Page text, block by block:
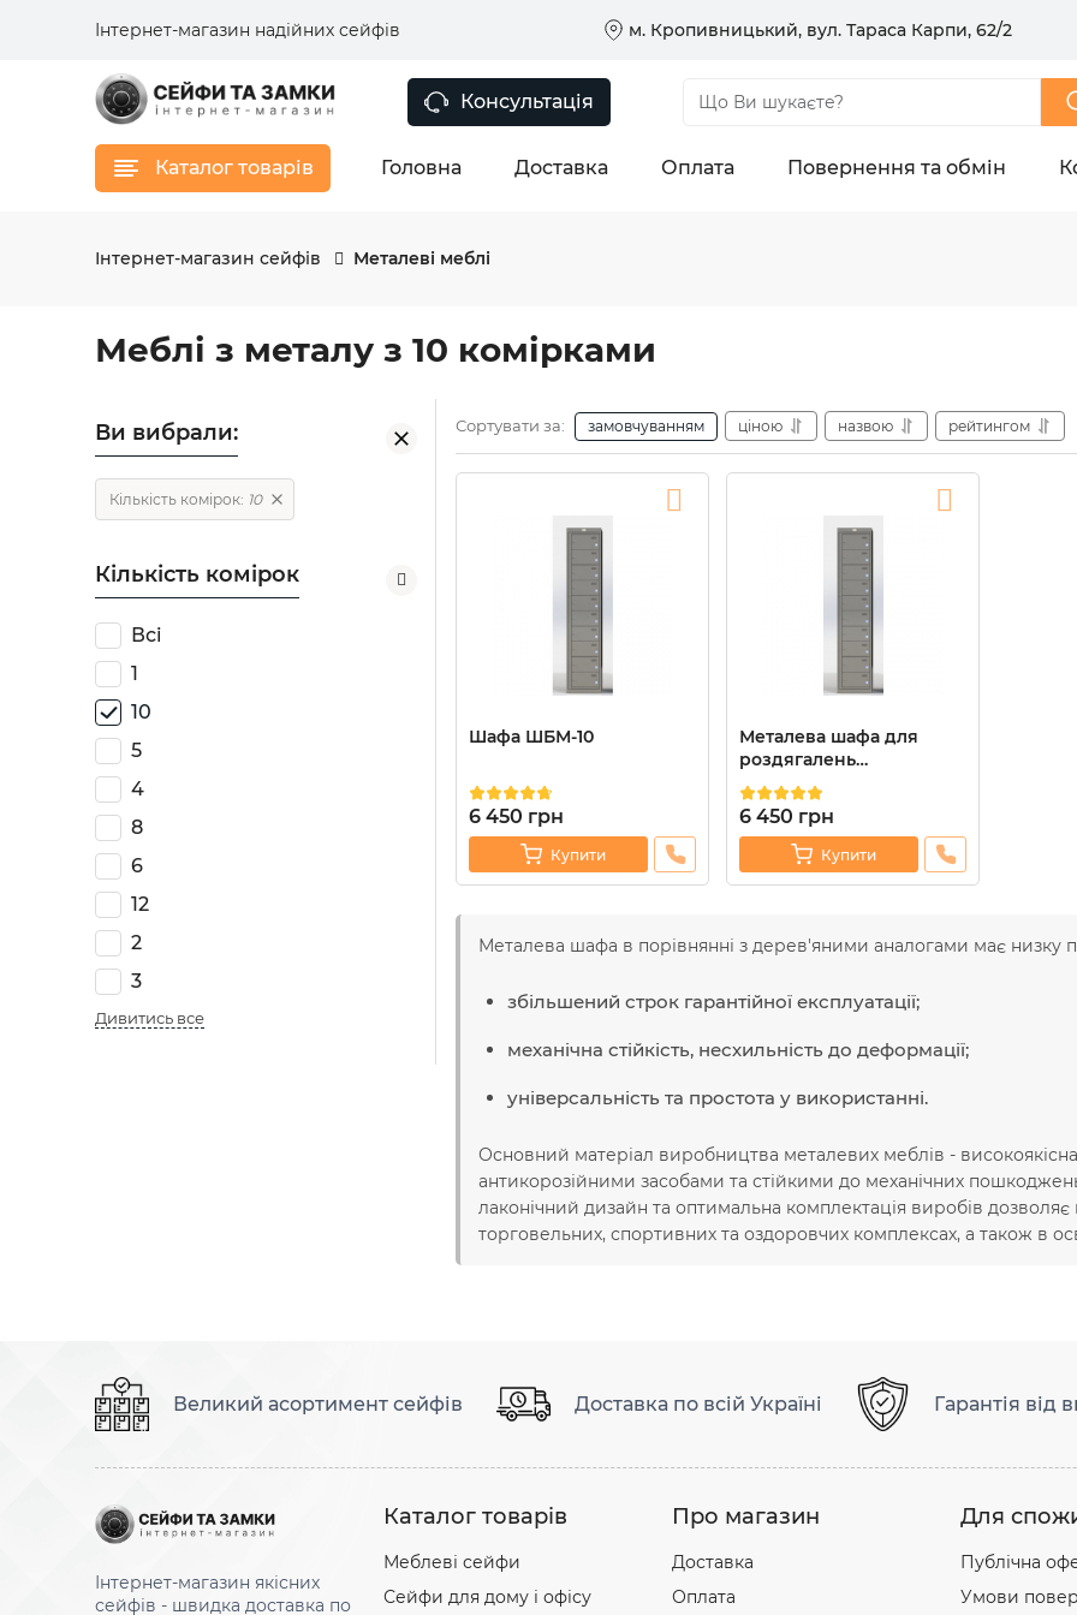
Інтернет-магазин надійних сейфів м. Кропивницький, вул. Тараса Карпи, 62/2
Консультація
Каталог товарів Головна Доставка Оплата Повернення та обмін
Інтернет-магазин сейфів Металеві меблі
Меблі з металу з 10 комірками
Ви вибрали:
Кількість комірок: 10
Кількість комірок
Всі
1
10
5
4
8
6
12
2
3
Дивитись все
Сортувати за: замовчуванням ціною назвою рейтингом
Шафа ШБМ-10
6 450 грн
Купити
Металева шафа для
роздягалень
навчальних закладів
Ferocon ШДРУЗ-10
6 450 грн
Купити
Металева шафа в порівнянні з дерев'яними аналогами має низку
збільшений строк гарантійної експлуатації;
механічна стійкість, несхильність до деформації;
універсальність та простота у використанні.
Основний матеріал виробництва металевих меблів -
антикорозійними засобами та стійкими до механічних
лаконічний дизайн та оптимальна комплектація виробів
торговельних, спортивних та оздоровчих комплексах, а також в
Великий асортимент сейфів Доставка по всій Україні Гарантія від
Інтернет-магазин якісних
сейфів - швидка доставка по
Каталог товарів
Меблеві сейфи
Сейфи для дому і офісу
Про магазин
Доставка
Оплата
Для
Публічна
Умови